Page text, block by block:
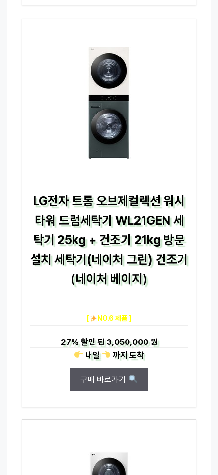
LG전자 트롬 오브제컬렉션 워시
타워 드럼세탁기 WL21GEN 세
탁기 25kg + 건조기 21kg 방문
설치 세탁기(네이처 그린) 건조기
(네이처 베이지)
[ NO.6 제품 ]
27%할인 된3,050,000 원
내일
까지도착
구매 바로가기